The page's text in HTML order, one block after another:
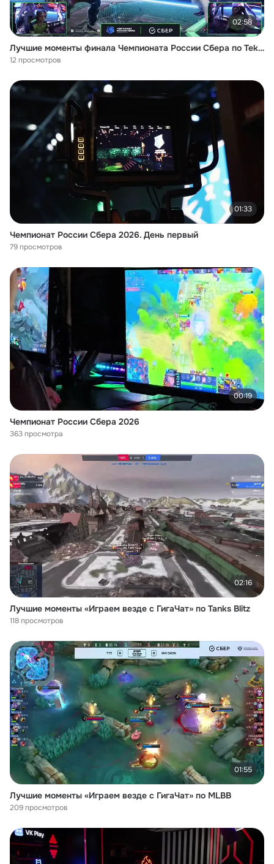
02:58
Лучшие моменты финала Чемпионата России Сбера по Tekken 8
12 просмотров
01:33
Чемпионат России Сбера 2026. День первый
79 просмотров
00:19
Чемпионат России Сбера 2026
363 просмотра
02:16
Лучшие моменты «Играем везде с ГигаЧат» по Tanks Blitz
118 просмотров
01:55
Лучшие моменты «Играем везде с ГигаЧат» по MLBB
209 просмотров